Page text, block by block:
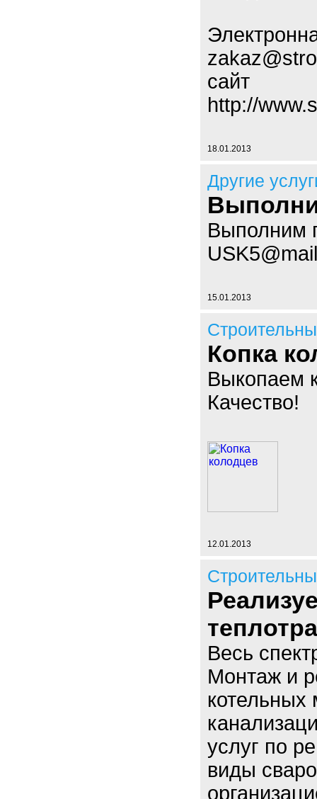
сайт
http://
18.01.2013
Другие
Выполним
15.01.2013
Копка
Выкопаем
Качество!
12.01.2013
Весь
Монтаж и
услуг по
виды